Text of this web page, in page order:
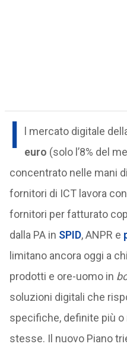
I l mercato digitale
euro (solo l’8% del
concentrato nelle mani
fornitori di ICT lavora
fornitori per fatturato
dalla PA in SPID, ANPR e
limitano ancora oggi a
prodotti e ore-uomo in
soluzioni digitali che
specifiche, definite più o
stesse. Il nuovo Piano